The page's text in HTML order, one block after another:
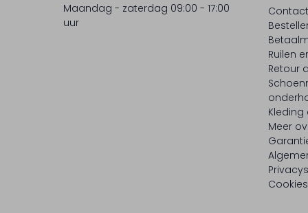
Maandag - zaterdag 09:00 - 17:00
uur
Contact
Ruilen
Retour
Meer